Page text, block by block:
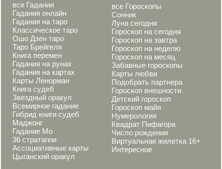
все Гадания
Гадания онлайн
Гадания на таро
Классическое таро
Ошо Дзен таро
Таро Брейгеля
Книга перемен
Гадания на рунах
Гадания на картах
Карты Ленорман
Книга судеб
Звездный оракул
Всемирное гадание
Гибрид книги судеб
Маджонг
Гадание Мо
36 стратагем
Ассоциативные карты
Цыганский оракул
все Гороскопы
Сонник
Луна сегодня
Гороскоп на сегодня
Гороскоп на завтра
Гороскоп на неделю
Гороскоп на месяц
Забавные гороскопы
Карты любви
Подобрать партнера
Гороскоп внешности
Детский гороскоп
Гороскоп майя
Нумерология
Квадрат Пифагора
Число рождения
Виртуальная жилетка 16+
Интересное